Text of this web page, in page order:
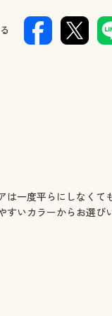
一度平らにしなく
いカラーからお選び